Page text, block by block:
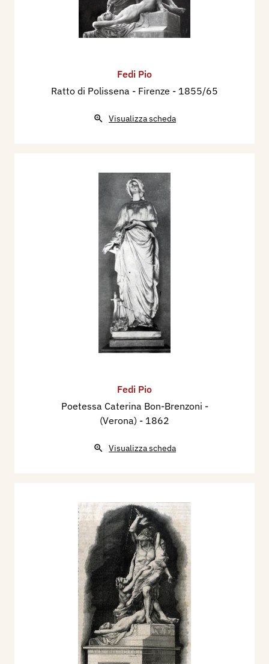
Fedi Pio
Ratto di Polissena - Firenze - 1855/65
Visualizza scheda
Fedi Pio
Poetessa Caterina Bon-Brenzoni -
(Verona) - 1862
Visualizza scheda